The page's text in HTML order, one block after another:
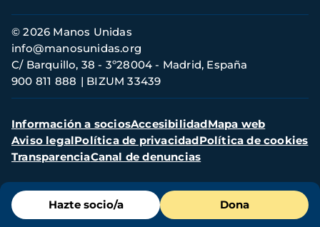
Menú
de
Hazte socio/a Dona
Información
de
contacto
© 2026 Manos Unidas
C/ Barquillo, 38 - 3º28004 - Madrid, España
900 811 888
BIZUM 33439
info@manosunidas.org
Menú
secundario
Información a sociosAccesibilidadMapa web
Aviso legalPolítica de privacidadPolítica de cookies
TransparenciaCanal de denuncias